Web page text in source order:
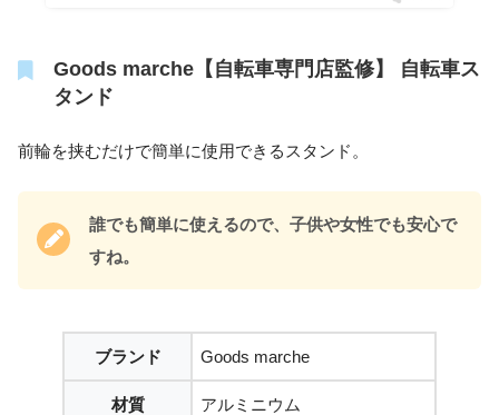
Goods marche【自転車専門店監修】 自転車ス
タンド
前輪を挟むだけで簡単に使用できるスタンド。
誰でも簡単に使えるので、子供や女性でも安心で
すね。
ブランド Goods marche
材質 アルミニウム